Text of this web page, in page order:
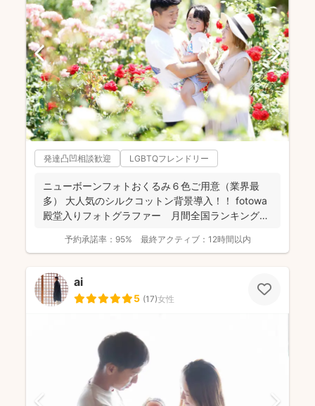
発達凸凹相談歓迎 LGBTQフレンドリー
ニューボーンフォトおくるみ６色ご用意（業界最
多） 大人気のシルクコットン背景導入！！ fotowa
殿堂入りフォトグラファー 月間全国ランキング１
予約承諾率： 95% 最終アクティブ： 12時間以内
ai
5 (17)女性